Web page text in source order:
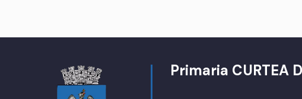
Primaria CURTEA